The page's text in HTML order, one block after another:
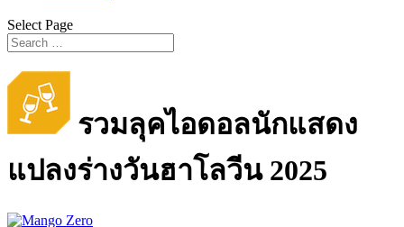
Select Page
รวมลุคไอดอลนักแสดง
แปลงร่างวันฮาโลวีน 2025